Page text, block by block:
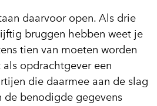
daarvoor open. Als drie
bruggen hebben weet je
tien van moeten worden
opdrachtgever een
die daarmee aan de slag
de benodigde gegevens